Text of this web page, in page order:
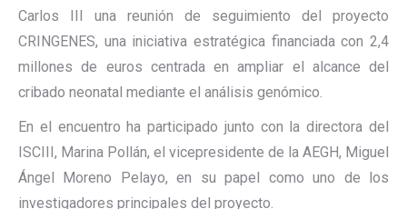
Carlos III una reunión de seguimiento del proyecto
CRINGENES, una iniciativa estratégica financiada con 2,4
millones de euros centrada en ampliar el alcance del
cribado neonatal mediante el análisis genómico.
En el encuentro ha participado junto con la directora del
ISCIII, Marina Pollán, el vicepresidente de la AEGH, Miguel
Ángel Moreno Pelayo, en su papel como uno de los
investigadores principales del proyecto.